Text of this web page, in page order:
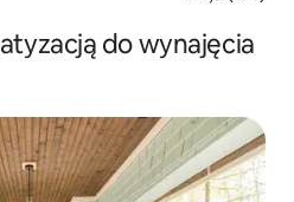
do wynajęcia
Wybór gości